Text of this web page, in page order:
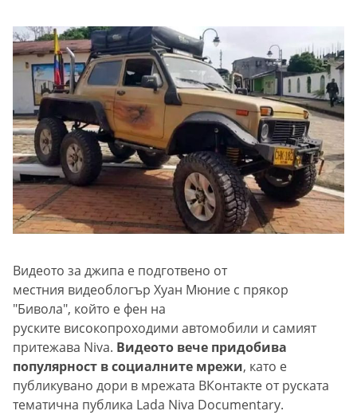
Видеото за джипа е подготвено от
местния видеоблогър Хуан Мюние с прякор
"Бивола", който е фен на
руските високопроходими автомобили и самият
притежава Niva. Видеото вече придобива
популярност в социалните мрежи, като е
публикувано дори в мрежата ВКонтакте от руската
тематична публика Lada Niva Documentary.